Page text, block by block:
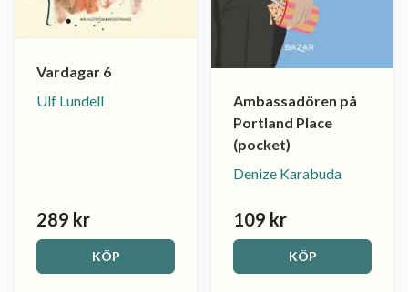
Vardagar 6
Ulf Lundell
289 kr
KÖP
Ambassadören på
Portland Place
(pocket)
Denize Karabuda
109 kr
KÖP